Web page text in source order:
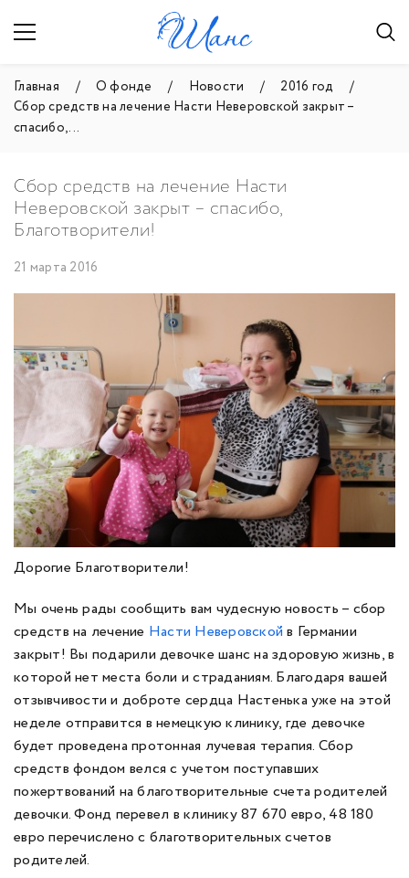
Главная О фонде Новости
2016 год
Сбор средств на лечение Насти Неверовской закрыт –
спасибо, ...
Сбор средств на лечение Насти
Неверовской закрыт – спасибо,
Благотворители!
21 марта 2016
Дорогие Благотворители!
Мы очень рады сообщить вам чудесную новость – сбор
средств на лечение Насти Неверовской в Германии
закрыт! Вы подарили девочке шанс на здоровую жизнь, в
которой нет места боли и страданиям. Благодаря вашей
отзывчивости и доброте сердца Настенька уже на этой
неделе отправится в немецкую клинику, где девочке
будет проведена протонная лучевая терапия. Сбор
средств фондом велся с учетом поступавших
пожертвований на благотворительные счета родителей
девочки. Фонд перевел в клинику 87 670 евро, 48 180
евро перечислено с благотворительных счетов
родителей.